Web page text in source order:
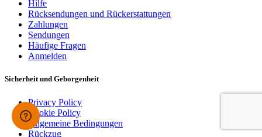
Hilfe
Rücksendungen und Rückerstattungen
Zahlungen
Sendungen
Häufige Fragen
Anmelden
Sicherheit und Geborgenheit
Privacy Policy
Cookie Policy
Allgemeine Bedingungen
Rückzug